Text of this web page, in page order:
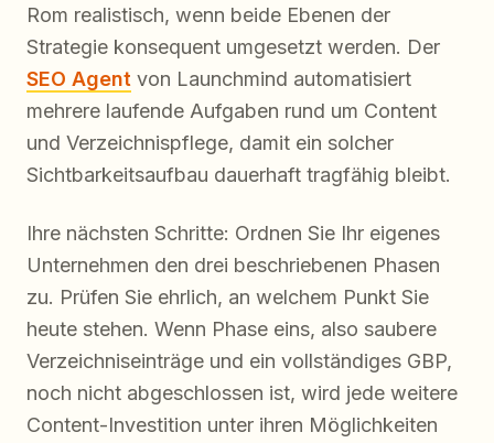
Rom realistisch, wenn beide Ebenen der
Strategie konsequent umgesetzt werden. Der
SEO Agent von Launchmind automatisiert
mehrere laufende Aufgaben rund um Content
und Verzeichnispflege, damit ein solcher
Sichtbarkeitsaufbau dauerhaft tragfähig bleibt.
Ihre nächsten Schritte: Ordnen Sie Ihr eigenes
Unternehmen den drei beschriebenen Phasen
zu. Prüfen Sie ehrlich, an welchem Punkt Sie
heute stehen. Wenn Phase eins, also saubere
Verzeichniseinträge und ein vollständiges GBP,
noch nicht abgeschlossen ist, wird jede weitere
Content-Investition unter ihren Möglichkeiten